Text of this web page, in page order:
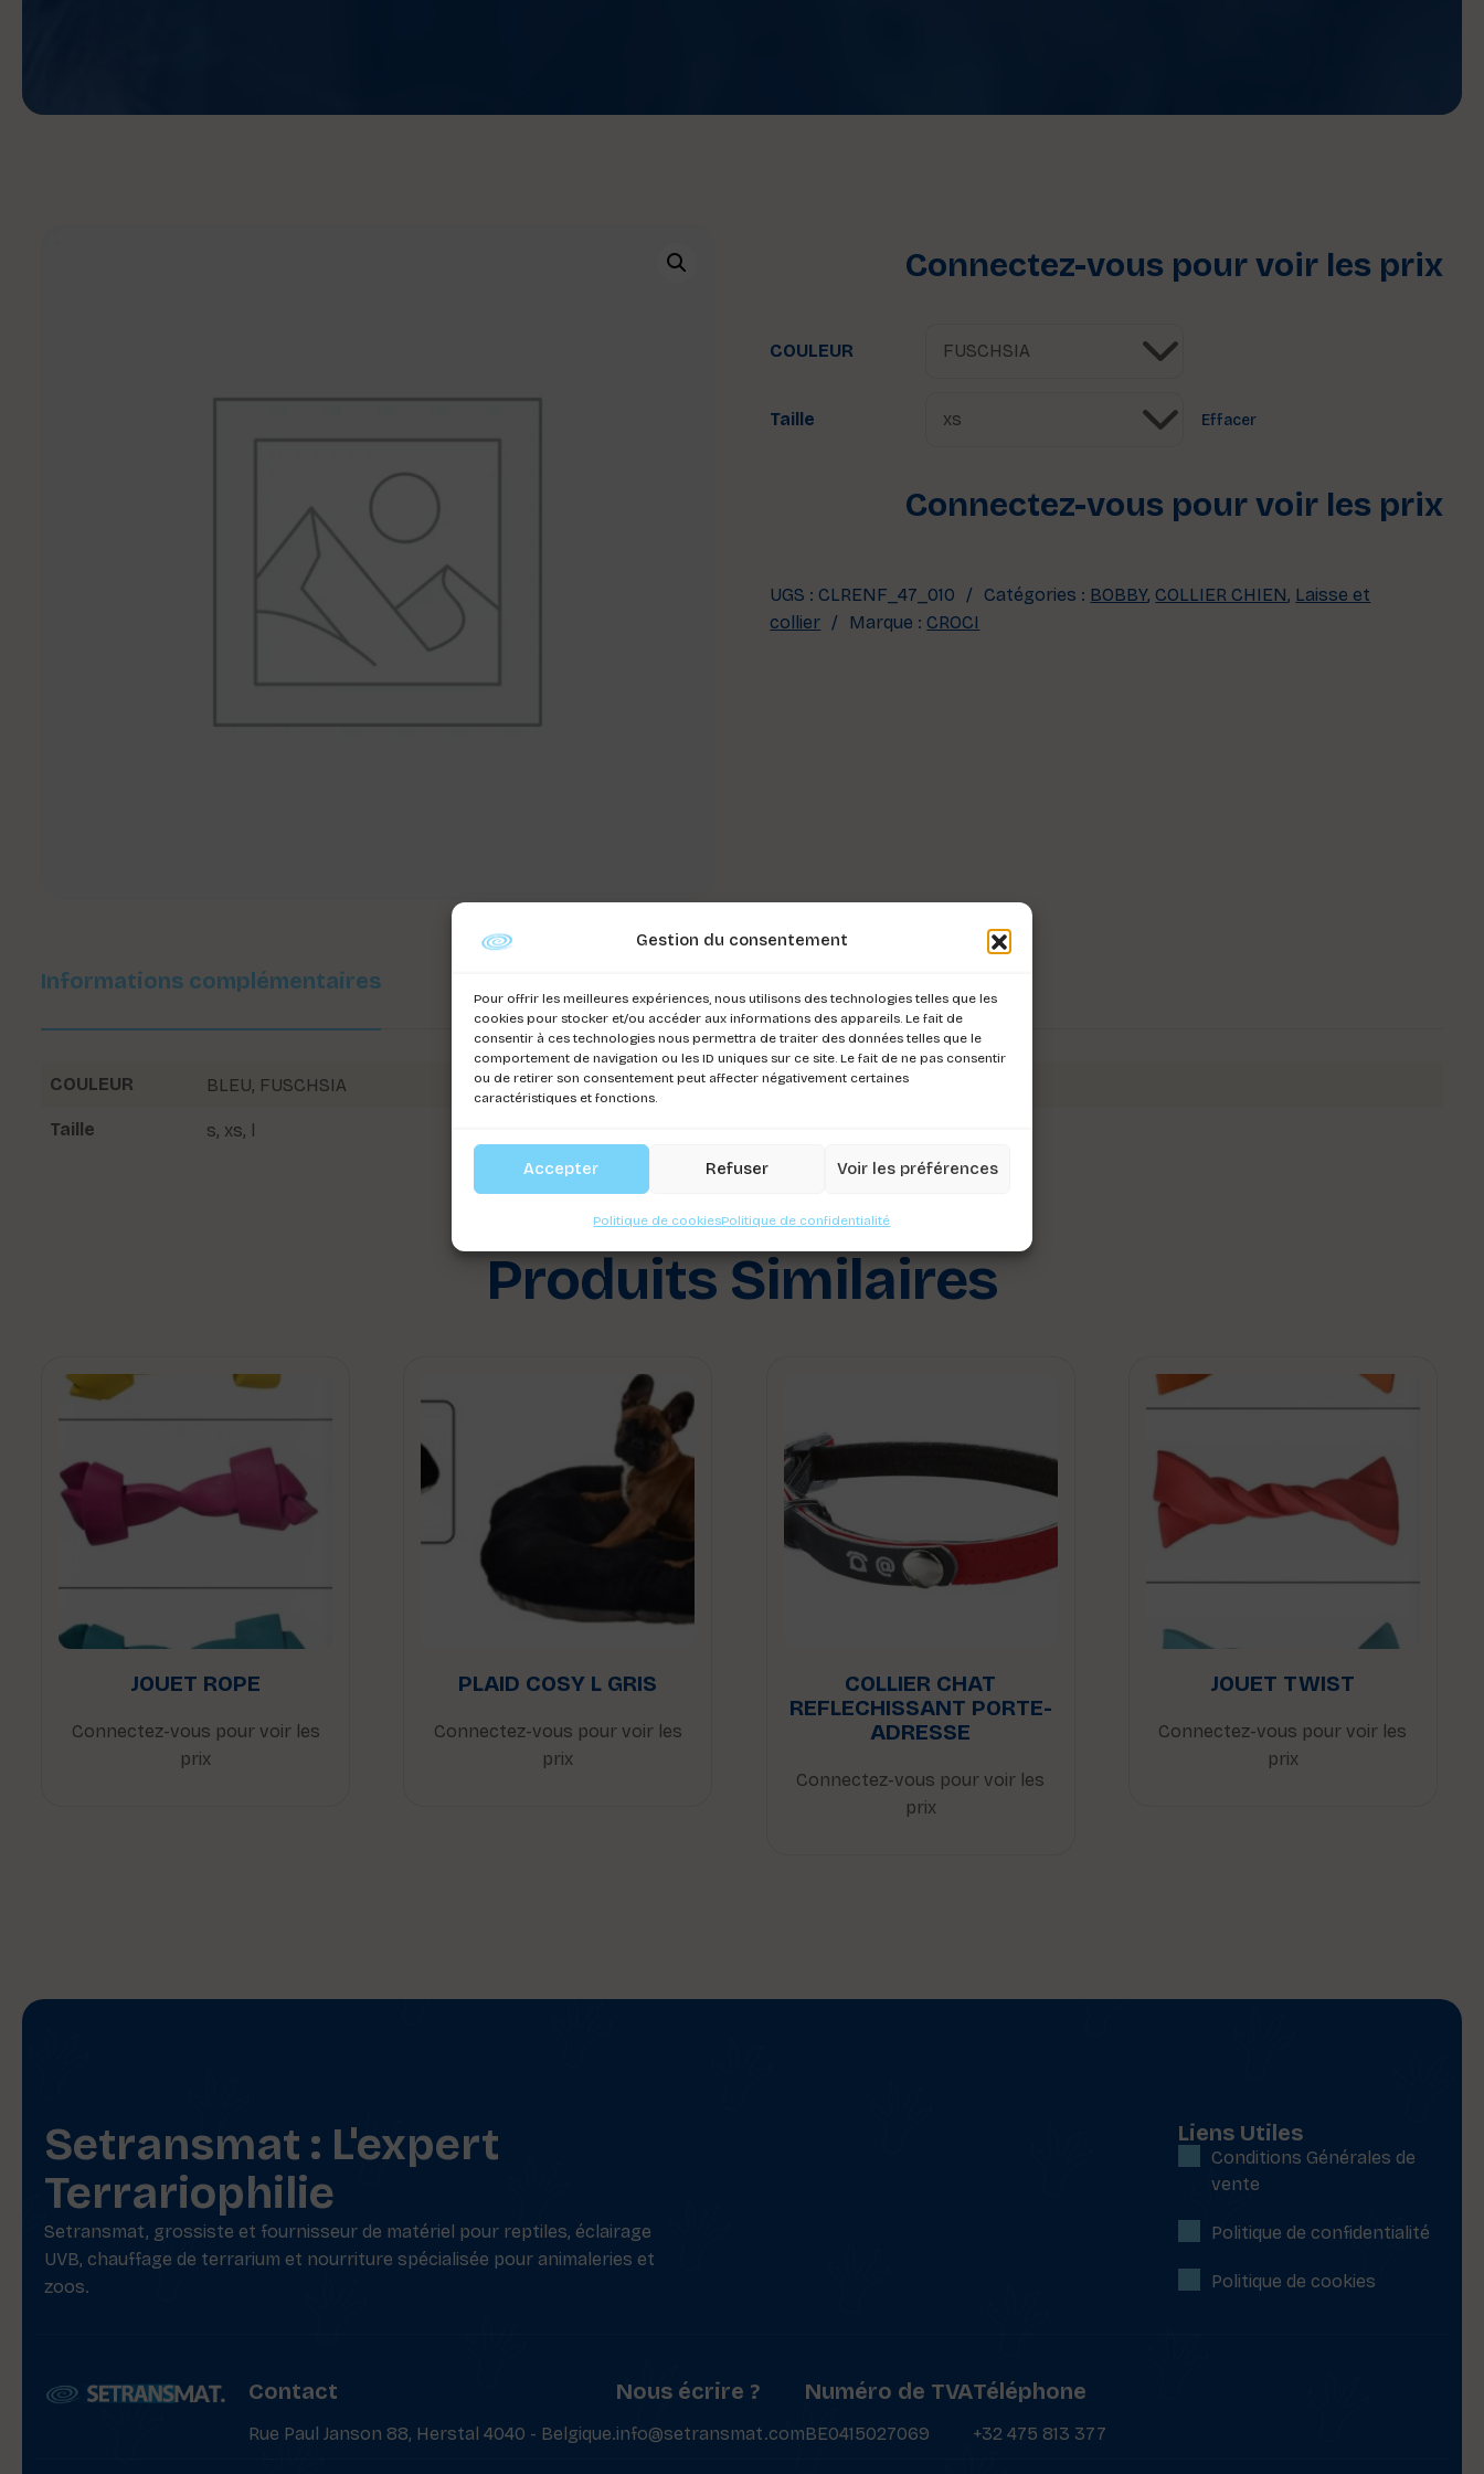
Gestion du consentement
Pour offrir les meilleures expériences, nous utilisons des technologies telles que les
cookies pour stocker et/ou accéder aux informations des appareils. Le fait de
consentir à ces technologies nous permettra de traiter des données telles que le
comportement de navigation ou les ID uniques sur ce site. Le fait de ne pas consentir
ou de retirer son consentement peut affecter négativement certaines
caractéristiques et fonctions.
Accepter Refuser Voir les préférences
Politique de cookiesPolitique de confidentialité
Connectez-vous pour voir les prix
COULEUR
Taille Effacer
Connectez-vous pour voir les prix
UGS : CLRENF_47_010 Catégories : BOBBY, COLLIER CHIEN, Laisse et
collier
Marque : CROCI
Informations complémentaires
COULEUR BLEU, FUSCHSIA
Taille s, xs, l
Produits Similaires
JOUET ROPE
Connectez-vous pour voir les
prix
PLAID COSY L GRIS
Connectez-vous pour voir les
prix
COLLIER CHAT
REFLECHISSANT PORTE-
ADRESSE
Connectez-vous pour voir les
prix
JOUET TWIST
Connectez-vous pour voir les
prix
Setransmat : L'expert
Terrariophilie
Setransmat, grossiste et fournisseur de matériel pour reptiles, éclairage
UVB, chauffage de terrarium et nourriture spécialisée pour animaleries et
zoos.
Liens Utiles
Conditions Générales de
vente
Politique de confidentialité
Politique de cookies
Contact
Rue Paul Janson 88, Herstal 4040 - Belgique.
Nous écrire ?
info@setransmat.com
Numéro de TVA
BE0415027069
Téléphone
+32 475 813 377